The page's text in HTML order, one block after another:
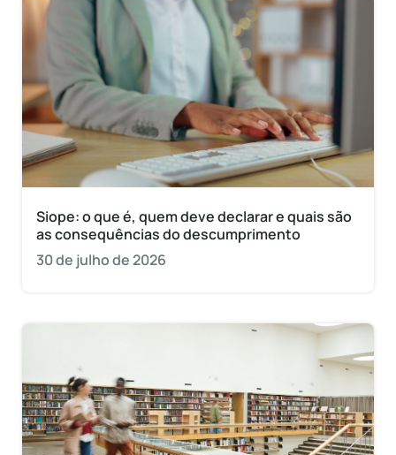
Siope: o que é, quem deve declarar e quais são
as consequências do descumprimento
30 de julho de 2026